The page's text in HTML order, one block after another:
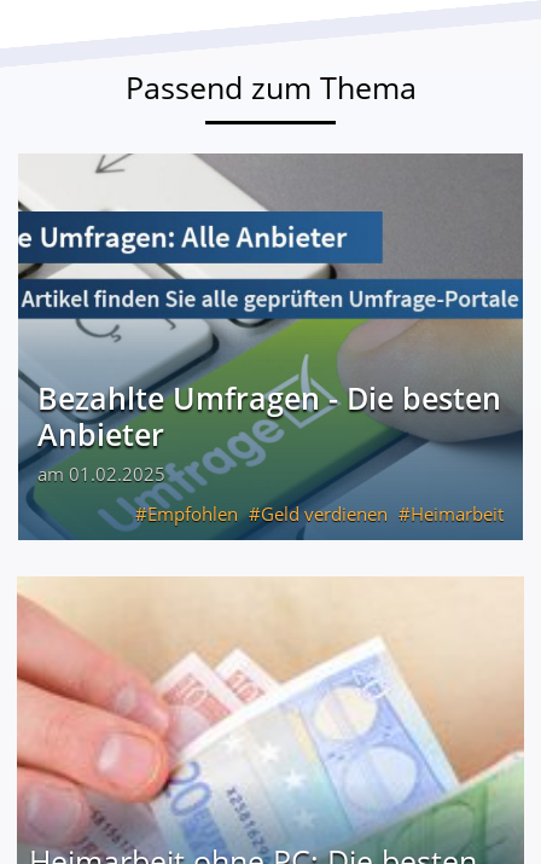
Passend zum Thema
Bezahlte Umfragen - Die besten
Anbieter
am 01.02.2025
Empfohlen
Geld verdienen Heimarbeit